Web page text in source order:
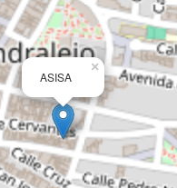
ASISA
×